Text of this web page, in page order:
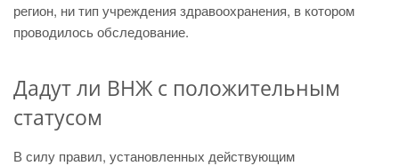
регион, ни тип учреждения здравоохранения, в котором
проводилось обследование.
Дадут ли ВНЖ с положительным
статусом
В силу правил, установленных действующим